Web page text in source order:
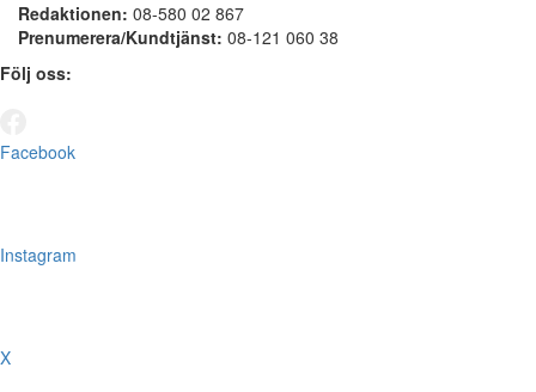
Redaktionen: 08-580 02 867
Prenumerera/Kundtjänst: 08-121 060 38
Följ oss:
Facebook
Instagram
X